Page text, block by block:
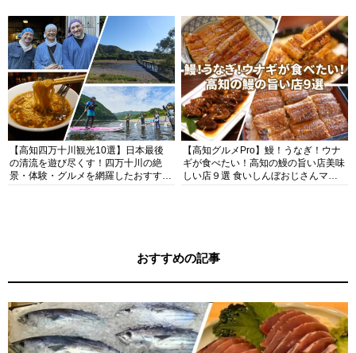
【高知四万十川観光10選】日本最後
の清流を遊び尽くす！四万十川の絶
景・体験・グルメを網羅したおすすめ
【高知グルメPro】鰻！うなぎ！ウナ
ギが食べたい！高知の鰻の旨い店美味
しい店９選 食いしんぼおじさんマッ
おすすめの記事